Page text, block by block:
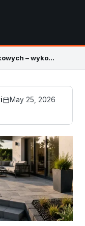
Taras z płyt brukowych – wykonanie, koszt i warstwy
May 25, 2026